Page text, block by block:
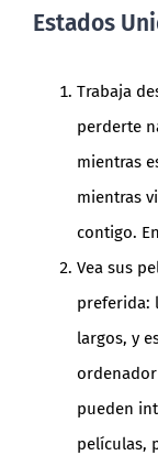
Estados
Trabaja
perderte
mientras
mientras
contigo.
Vea sus
preferida:
largos, y
pueden
películas,